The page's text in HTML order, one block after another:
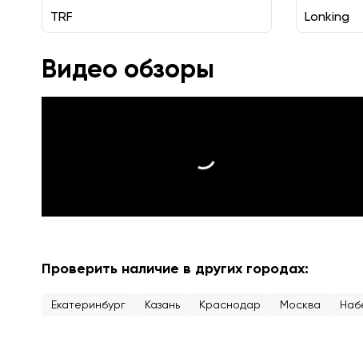
TRF Lonking
Видео обзоры
Проверить наличие в других городах:
Екатеринбург Казань Краснодар Москва